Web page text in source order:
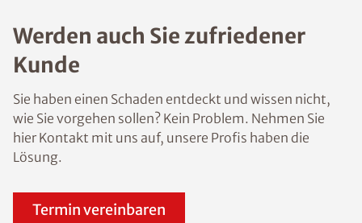
Werden auch Sie zufriedener
Kunde
Sie haben einen Schaden entdeckt und wissen nicht,
wie Sie vorgehen sollen? Kein Problem. Nehmen Sie
hier Kontakt mit uns auf, unsere Profis haben die
Lösung.
Termin vereinbaren